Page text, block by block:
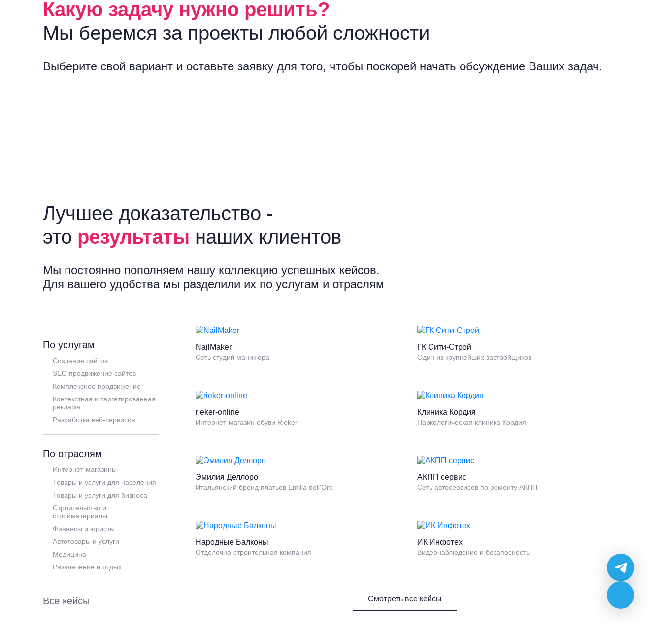
Какую задачу нужно решить?
Мы беремся за проекты любой сложности
Выберите свой вариант и оставьте заявку для того, чтобы поскорей начать обсуждение Ваших задач.
Лучшее доказательство -
это результаты наших клиентов
Мы постоянно пополняем нашу коллекцию успешных кейсов.
Для вашего удобства мы разделили их по услугам и отраслям
По услугам
Создание сайтов
SEO продвижение сайтов
Комплексное продвижение
Контекстная и таргетированная
реклама
Разработка веб-сервисов
По отраслям
Интернет-магазины
Товары и услуги для населения
Товары и услуги для бизнеса
Строительство и
стройматериалы
Финансы и юристы
Автотовары и услуги
Медицина
Развлечение и отдых
Все кейсы
NailMaker
Сеть студий маникюра
rieker-online
Интернет-магазин обуви Rieker
Эмилия Деллоро
Итальянский бренд платьев Emilia dell'Oro
Народные Балконы
Отделочно-строительная компания
ГК Сити-Строй
Один из крупнейших застройщиков
Клиника Кордия
Наркологическая клиника Кордия
АКПП сервис
Сеть автосервисов по ремонту АКПП
ИК Инфотех
Видеонаблюдение и безапосность
Смотреть все кейсы